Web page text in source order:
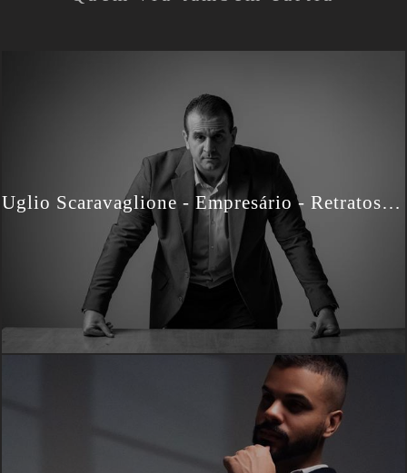
Uglio Scaravaglione - Empresário - Retratos Profissionais